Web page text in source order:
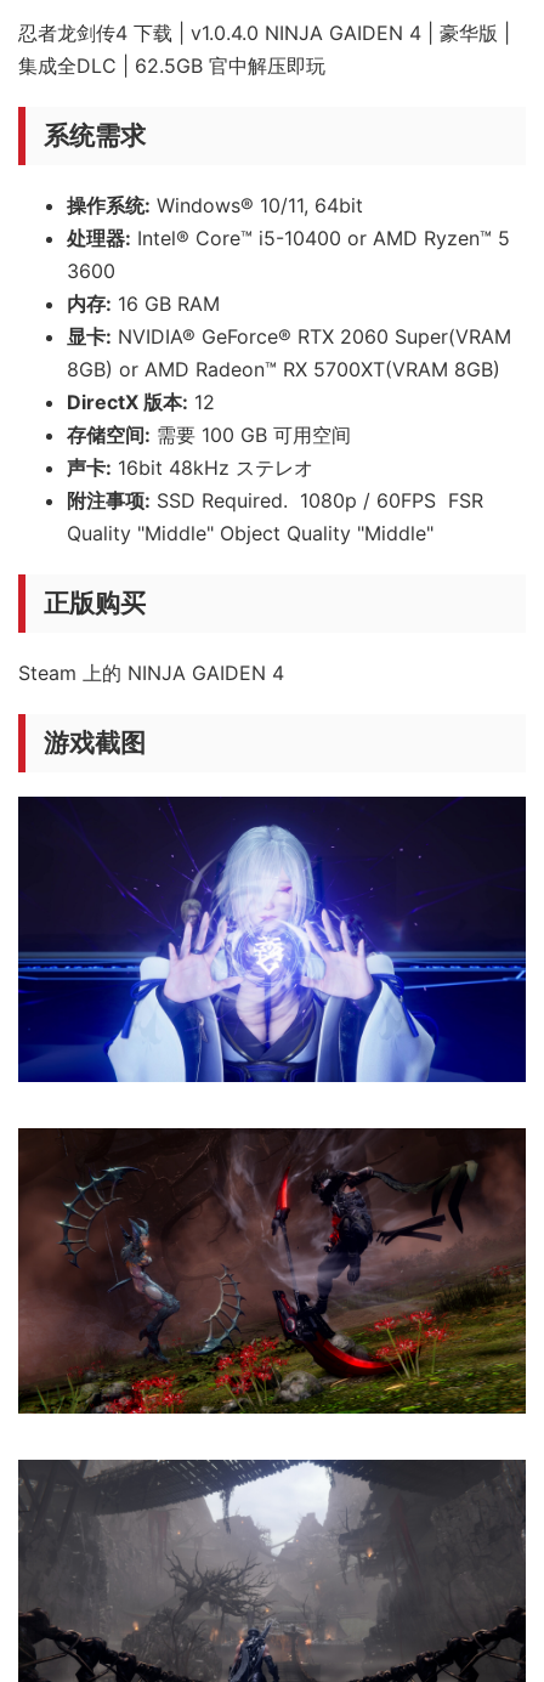
忍者龙剑传4 下载 | v1.0.4.0 NINJA GAIDEN 4 | 豪华版 |
集成全DLC | 62.5GB 官中解压即玩
系统需求
操作系统: Windows® 10/11, 64bit
处理器: Intel® Core™ i5-10400 or AMD Ryzen™ 5
3600
内存: 16 GB RAM
显卡: NVIDIA® GeForce® RTX 2060 Super(VRAM
8GB) or AMD Radeon™ RX 5700XT(VRAM 8GB)
DirectX 版本: 12
存储空间: 需要 100 GB 可用空间
声卡: 16bit 48kHz ステレオ
附注事项: SSD Required. ​ 1080p / 60FPS ​ FSR
Quality "Middle"​ Object Quality "Middle"
正版购买
Steam 上的 NINJA GAIDEN 4
游戏截图